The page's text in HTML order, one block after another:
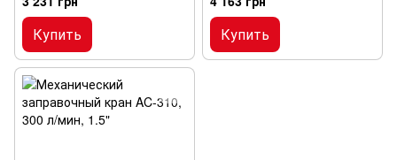
Купить Купить